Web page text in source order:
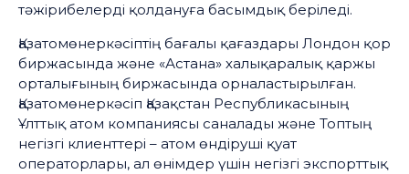
тәжірибелерді қолдануға басымдық беріледі.
Қазатомөнеркәсіптің бағалы қағаздары Лондон қор
биржасында және «Астана» халықаралық қаржы
орталығының биржасында орналастырылған.
Қазатомөнеркәсіп Қазақстан Республикасының
Ұлттық атом компаниясы саналады және Топтың
негізгі клиенттері – атом өндіруші қуат
операторлары, ал өнімдер үшін негізгі экспорттық